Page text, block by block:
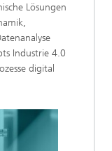
Lösungen
Industrie 4.0
digital